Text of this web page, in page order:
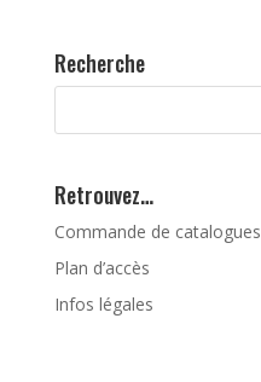
Recherche
Retrouvez…
Commande de catalogues
Plan d’accès
Infos légales